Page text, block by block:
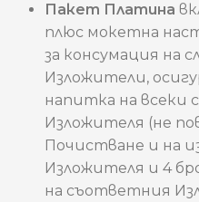
Пакет Платина
плюс мокетна
за консумация на
Изложители,
напитка на всеки
Изложителя (не
Почистване и на
Изложителя и 4
на съответния